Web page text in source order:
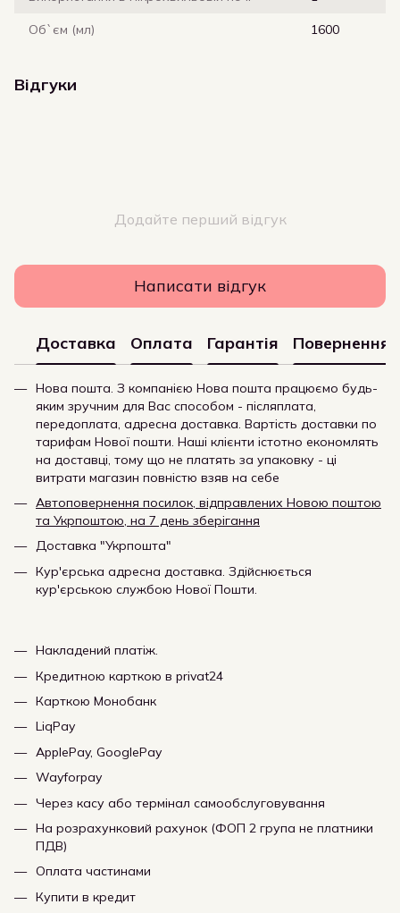
Об`єм (мл) 1600
Відгуки
Додайте перший відгук
Написати відгук
Доставка Оплата Гарантія Повернення
Нова пошта. З компанією Нова пошта працюємо будь-
яким зручним для Вас способом - післяплата,
передоплата, адресна доставка. Вартість доставки по
тарифам Нової пошти. Наші клієнти істотно економлять
на доставці, тому що не платять за упаковку - ці
витрати магазин повністю взяв на себе
Автоповернення посилок, відправлених Новою поштою
та Укрпоштою, на 7 день зберігання
Доставка "Укрпошта"
Кур'єрська адресна доставка. Здійснюється
кур'єрською службою Нової Пошти.
Накладений платіж.
Кредитною карткою в privat24
Карткою Монобанк
LiqPay
ApplePay, GooglePay
Wayforpay
Через касу або термінал самообслуговування
На розрахунковий рахунок (ФОП 2 група не платники
ПДВ)
Оплата частинами
Купити в кредит